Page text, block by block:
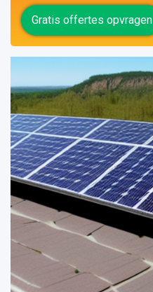
Gratis offertes opvragen